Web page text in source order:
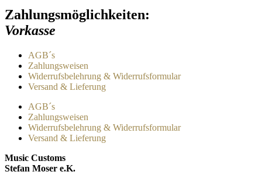
Zahlungsmöglichkeiten:
Vorkasse
AGB´s
Zahlungsweisen
Widerrufsbelehrung & Widerrufsformular
Versand & Lieferung
AGB´s
Zahlungsweisen
Widerrufsbelehrung & Widerrufsformular
Versand & Lieferung
Music Customs
Stefan Moser e.K.